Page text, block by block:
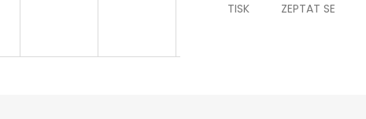
TISK ZEPTAT SE